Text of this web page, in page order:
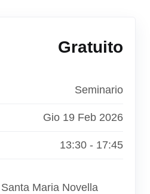
Gratuito
Seminario
Gio 19 Feb 2026
13:30 - 17:45
Maria Novella